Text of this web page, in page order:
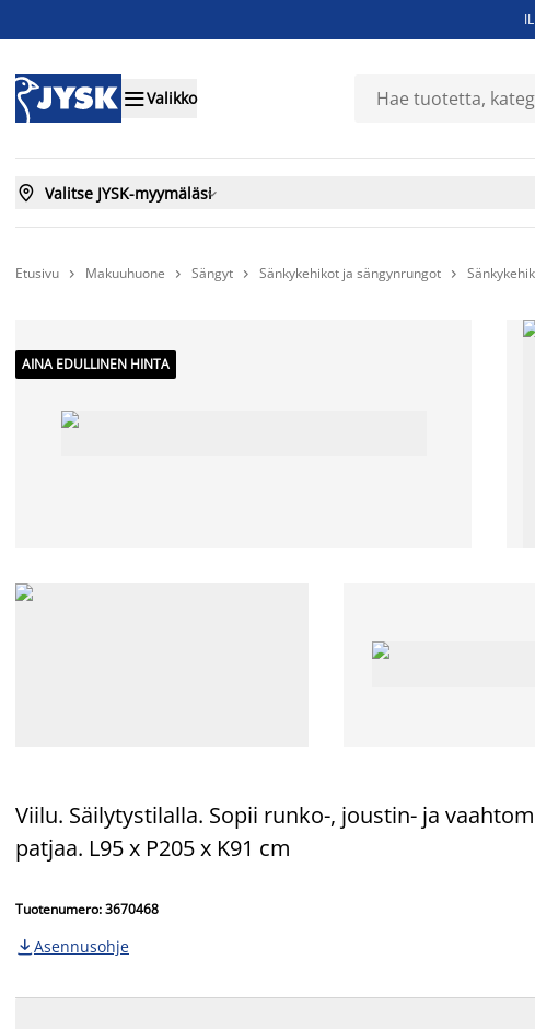
Valikko
 Valitse JYSK-myymäläsi
Etusivu  Makuuhuone  Sängyt  Sänkykehikot ja sängynrungot 
AINA EDULLINEN HINTA
Viilu. Säilytystilalla. Sopii runko-, joustin- ja
patjaa. L95 x P205 x K91 cm
Tuotenumero: 3670468
 Asennusohje